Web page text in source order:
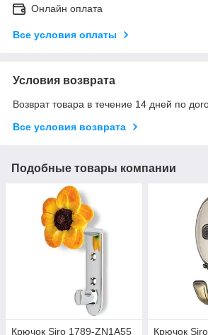
Онлайн оплата
Все условия оплаты
Условия возврата
Возврат товара в течение 14 дней по
Все условия возврата
Подобные товары компании
Крючок Siro 1789-ZN1А55
Крючок